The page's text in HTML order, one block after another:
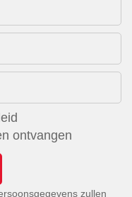
ontvangen
zullen